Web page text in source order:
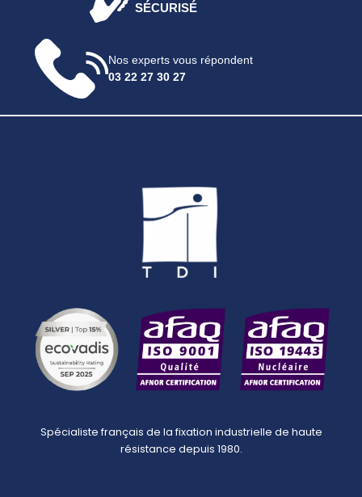
SÉCURISÉ
Nos experts vous répondent
03 22 27 30 27
Spécialiste français de la fixation industrielle de haute
résistance depuis 1980.